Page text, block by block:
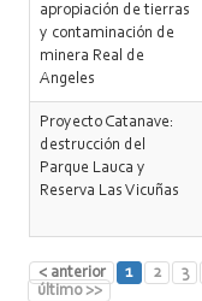
apropiación de tierras
y contaminación de
minera Real de
Angeles
Proyecto Catanave:
destrucción del
Parque Lauca y
Reserva Las Vicuñas
< anterior 1 2 3
último >>